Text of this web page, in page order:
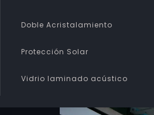
Doble Acristalamiento
Protección Solar
Vidrio laminado acústico